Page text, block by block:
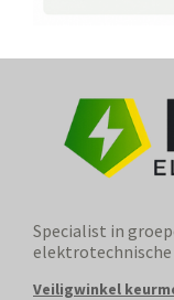
Specialist in
Veiligwinkel